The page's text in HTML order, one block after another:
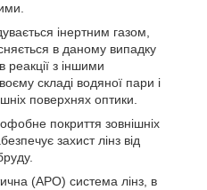
інертним газом,
в даному випадку
реакції з іншими
складі водяної пари і
поверхнях оптики.
покриття зовнішніх
захист лінз від
(APO) система лінз, в